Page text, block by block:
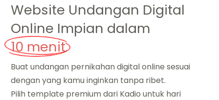
Website Undangan Digital
Online Impian dalam
10 menit.
Buat undangan pernikahan digital online sesuai
dengan yang kamu inginkan tanpa ribet.
Pilih template premium dari Kadio untuk hari